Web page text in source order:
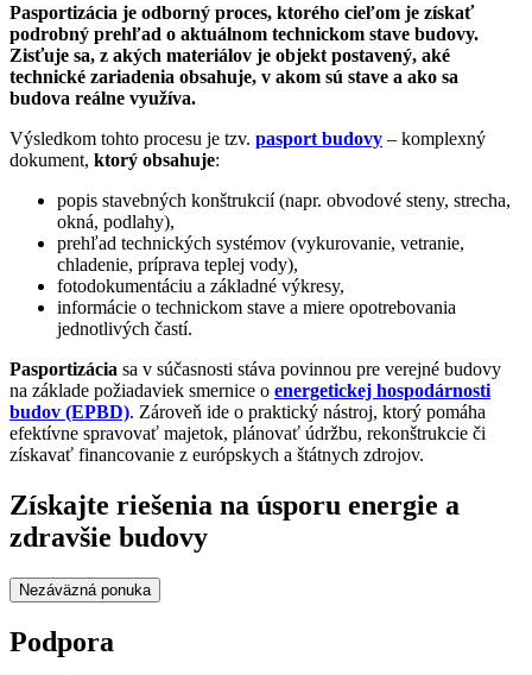
Pasportizácia je odborný proces, ktorého cieľom je získať
podrobný prehľad o aktuálnom technickom stave budovy.
Zisťuje sa, z akých materiálov je objekt postavený, aké
technické zariadenia obsahuje, v akom sú stave a ako sa
budova reálne využíva.
Výsledkom tohto procesu je tzv. pasport budovy – komplexný
dokument, ktorý obsahuje:
popis stavebných konštrukcií (napr. obvodové steny, strecha,
okná, podlahy),
prehľad technických systémov (vykurovanie, vetranie,
chladenie, príprava teplej vody),
fotodokumentáciu a základné výkresy,
informácie o technickom stave a miere opotrebovania
jednotlivých častí.
Pasportizácia sa v súčasnosti stáva povinnou pre verejné budovy
na základe požiadaviek smernice o energetickej hospodárnosti
budov (EPBD). Zároveň ide o praktický nástroj, ktorý pomáha
efektívne spravovať majetok, plánovať údržbu, rekonštrukcie či
získavať financovanie z európskych a štátnych zdrojov.
Získajte riešenia na úsporu energie a
zdravšie budovy
Nezáväzná ponuka
Podpora